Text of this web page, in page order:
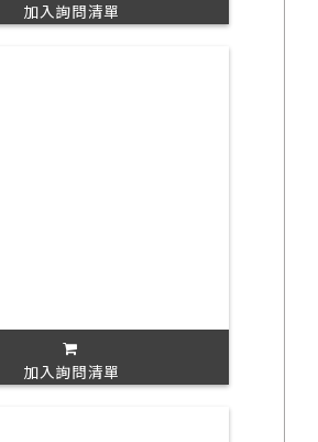
加入詢問清單
加入詢問清單